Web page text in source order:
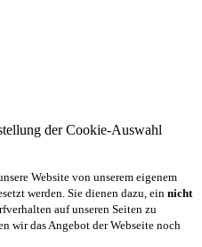
der Cookie-Auswahl
Website von unserem eigenem
werden. Sie dienen dazu, ein nicht
auf unseren Seiten zu
wir das Angebot der Webseite noch